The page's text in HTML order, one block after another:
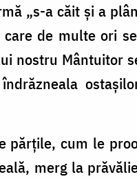
„s-a căit şi a
de multe ori
nostru Mântuitor
părţile, cum le
merg la